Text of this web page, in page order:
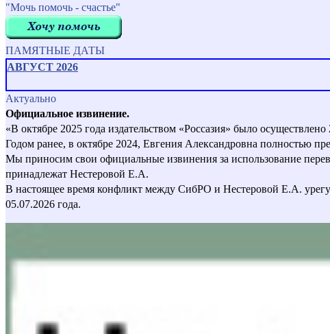
"Мочь помочь - счастье"
ПАМЯТНЫЕ ДАТЫ
АВГУСТ 2026
Актуально
Официальное извинение.
«В октябре 2025 года издательством «Россазия» было
Годом ранее, в октябре 2024, Евгения Александровна полностью
Мы приносим свои официальные извинения за использование
принадлежат Нестеровой Е.А.
В настоящее время конфликт между СибРО и Нестеровой Е.А.
05.07.2026 года.